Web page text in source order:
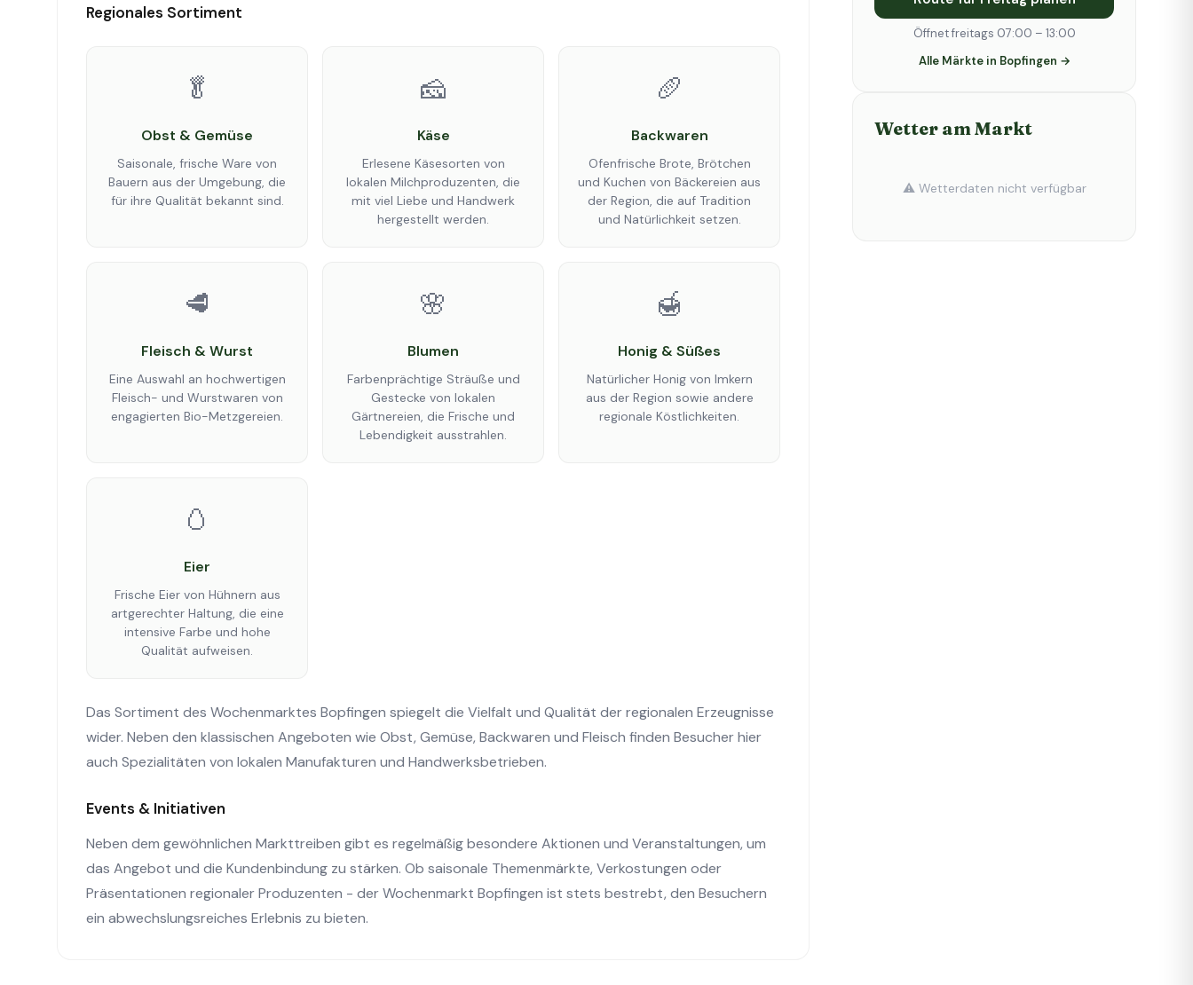
Regionales Sortiment
🥬
Obst & Gemüse
Saisonale, frische Ware von
Bauern aus der Umgebung, die
für ihre Qualität bekannt sind.
🧀
Käse
Erlesene Käsesorten von
lokalen Milchproduzenten, die
mit viel Liebe und Handwerk
hergestellt werden.
🥖
Backwaren
Ofenfrische Brote, Brötchen
und Kuchen von Bäckereien aus
der Region, die auf Tradition
und Natürlichkeit setzen.
🥩
Fleisch & Wurst
Eine Auswahl an hochwertigen
Fleisch- und Wurstwaren von
engagierten Bio-Metzgereien.
🌸
Blumen
Farbenprächtige Sträuße und
Gestecke von lokalen
Gärtnereien, die Frische und
Lebendigkeit ausstrahlen.
🍯
Honig & Süßes
Natürlicher Honig von Imkern
aus der Region sowie andere
regionale Köstlichkeiten.
🥚
Eier
Frische Eier von Hühnern aus
artgerechter Haltung, die eine
intensive Farbe und hohe
Qualität aufweisen.
Das Sortiment des Wochenmarktes Bopfingen spiegelt die Vielfalt und Qualität der regionalen Erzeugnisse
wider. Neben den klassischen Angeboten wie Obst, Gemüse, Backwaren und Fleisch finden Besucher hier
auch Spezialitäten von lokalen Manufakturen und Handwerksbetrieben.
Events & Initiativen
Neben dem gewöhnlichen Markttreiben gibt es regelmäßig besondere Aktionen und Veranstaltungen, um
das Angebot und die Kundenbindung zu stärken. Ob saisonale Themenmärkte, Verkostungen oder
Präsentationen regionaler Produzenten - der Wochenmarkt Bopfingen ist stets bestrebt, den Besuchern
ein abwechslungsreiches Erlebnis zu bieten.
Öffnet freitags 07:00 – 13:00
Alle Märkte in Bopfingen →
Wetter am Markt
⚠️ Wetterdaten nicht verfügbar